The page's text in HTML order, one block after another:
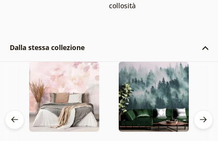
collosità
Dalla stessa collezione